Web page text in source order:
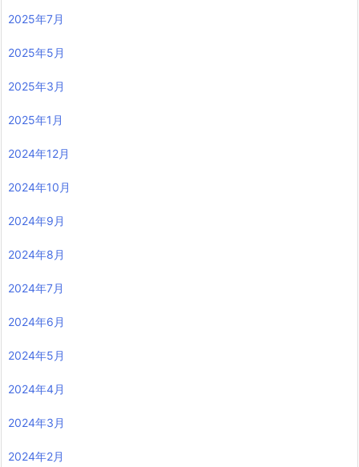
2025年7月
2025年5月
2025年3月
2025年1月
2024年12月
2024年10月
2024年9月
2024年8月
2024年7月
2024年6月
2024年5月
2024年4月
2024年3月
2024年2月